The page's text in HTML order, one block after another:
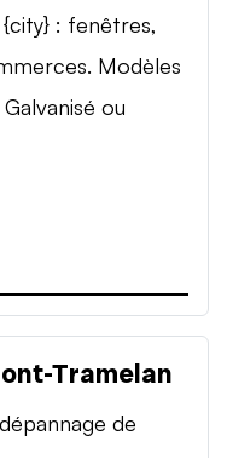
: fenêtres,
Modèles
ou
Tramelan
de